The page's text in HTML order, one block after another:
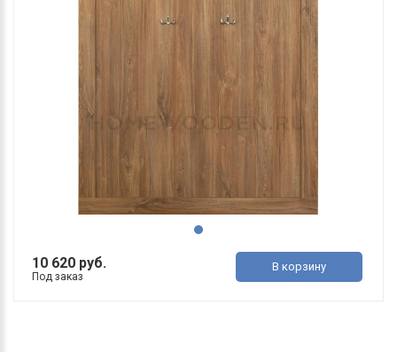
10 620 руб.
Под заказ
В корзину